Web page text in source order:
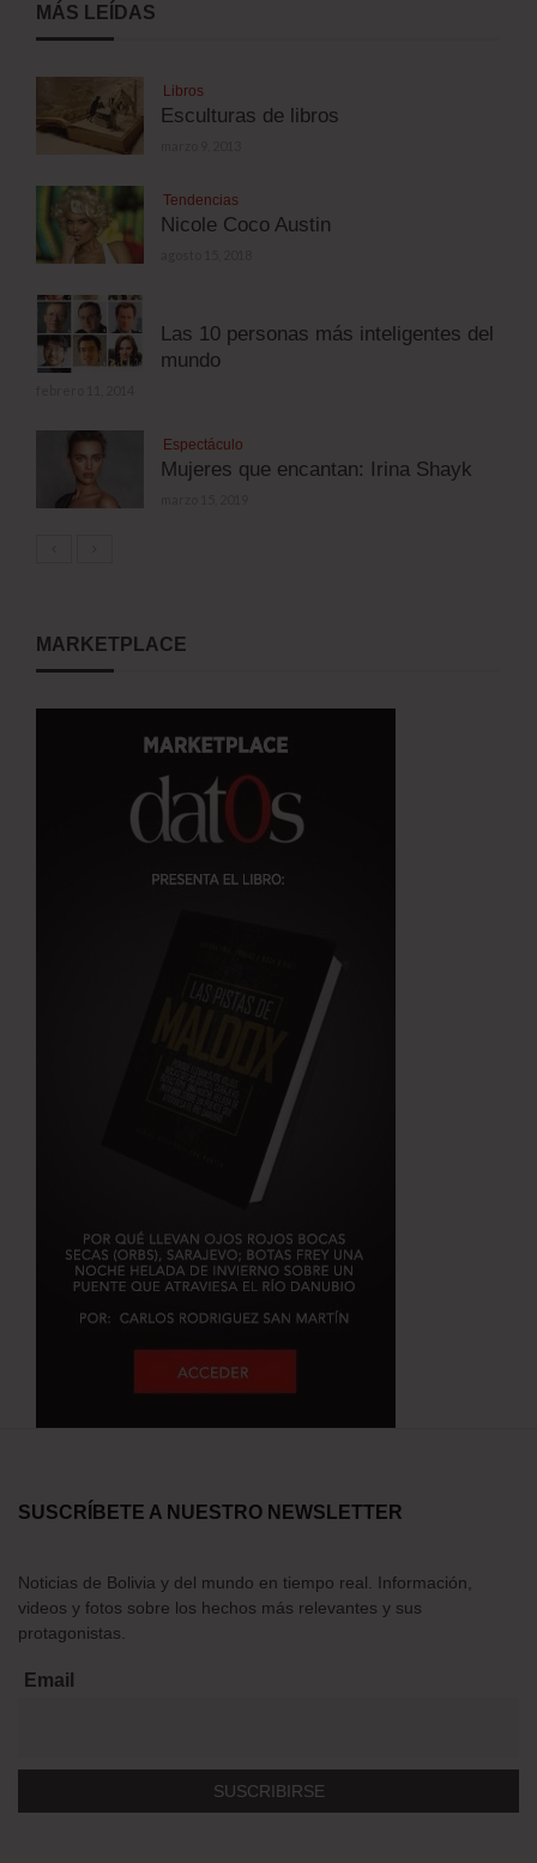
MÁS LEÍDAS
Libros
Esculturas de libros
Tendencias
Nicole Coco Austin
Las 10 personas más inteligentes del
mundo
Espectáculo
Mujeres que encantan: Irina Shayk
MARKETPLACE
SUSCRÍBETE A NUESTRO NEWSLETTER
Noticias de Bolivia y del mundo en tiempo real. Información,
videos y fotos sobre los hechos más relevantes y sus
protagonistas.
Email